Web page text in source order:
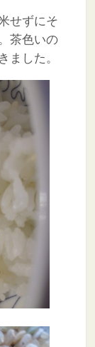
せずにそ
茶色いの
ました。